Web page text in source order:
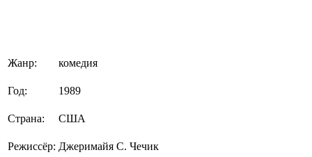
Жанр: комедия
Год: 1989
Страна: США
Режиссёр: Джеримайя С. Чечик